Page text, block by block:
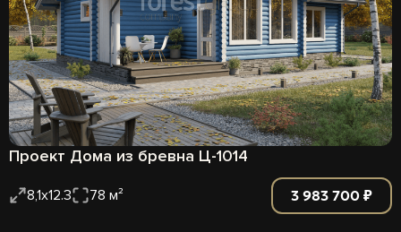
Проект Дома из бревна Ц-1014
8,1х12.3 78 м² 3 983 700 ₽